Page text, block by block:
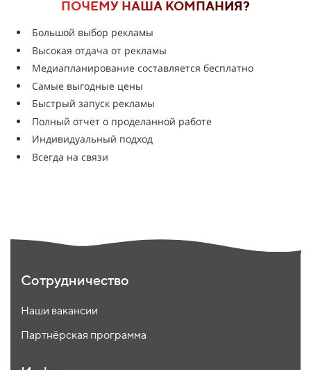
ПОЧЕМУ НАША КОМПАНИЯ?
Большой выбор рекламы
Высокая отдача от рекламы
Медиапланирование составляется бесплатно
Самые выгодные цены
Быстрый запуск рекламы
Полный отчет о проделанной работе
Индивидуальный подход
Всегда на связи
Сотрудничество
Наши вакансии
Партнёрская программа